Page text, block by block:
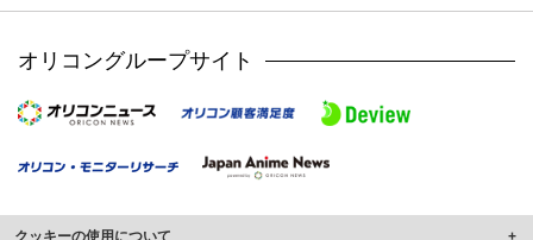
オリコングループサイト
クッキーの使用について